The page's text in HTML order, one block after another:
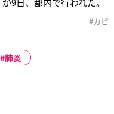
めに企画されたコンサ#カビ
肺炎